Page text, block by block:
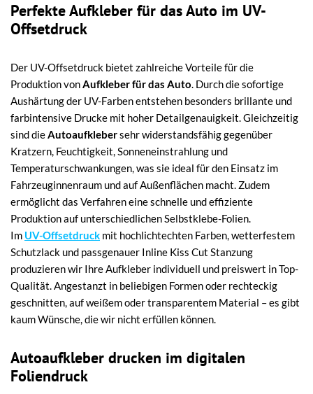
Perfekte Aufkleber für das Auto im UV-
Offsetdruck
Der UV-Offsetdruck bietet zahlreiche Vorteile für die
Produktion vonAufkleber für das Auto. Durch die sofortige
Aushärtung der UV-Farben entstehen besonders brillante und
farbintensive Drucke mit hoher Detailgenauigkeit. Gleichzeitig
sind dieAutoaufklebersehr widerstandsfähig gegenüber
Kratzern, Feuchtigkeit, Sonneneinstrahlung und
Temperaturschwankungen, was sie ideal für den Einsatz im
Fahrzeuginnenraum und auf Außenflächen macht. Zudem
ermöglicht das Verfahren eine schnelle und effiziente
Produktion auf unterschiedlichen Selbstklebe-Folien.
Im UV-Offsetdruck mit hochlichtechten Farben, wetterfestem
Schutzlack und passgenauer Inline Kiss Cut Stanzung
produzieren wir Ihre Aufkleber individuell und preiswert in Top-
Qualität. Angestanzt in beliebigen Formen oder rechteckig
geschnitten, auf weißem oder transparentem Material – es gibt
kaum Wünsche, die wir nicht erfüllen können.
Autoaufkleber drucken im digitalen
Foliendruck